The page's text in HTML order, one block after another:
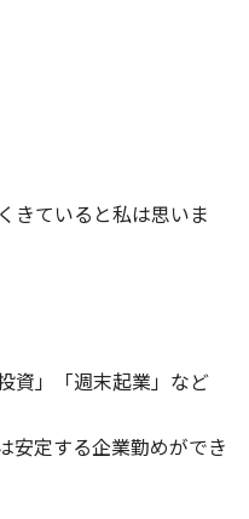
きていると私は思いま
資」「週末起業」など
安定する企業勤めができ